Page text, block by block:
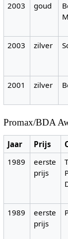
2003
goud
2003
zilver
2001
zilver
Promax/BDA
Jaar Prijs
1989
eerste
prijs
1989
eerste
prijs